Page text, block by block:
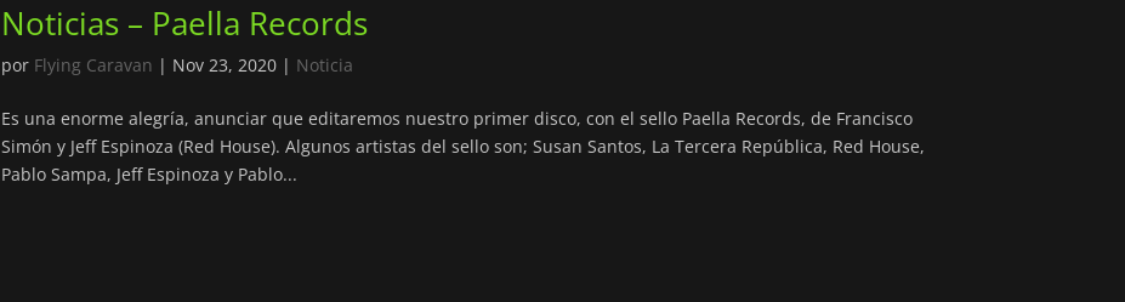
Noticias – Paella Records
por Flying Caravan | Nov 23, 2020| Noticia
Es una enorme alegría, anunciar que editaremos nuestro primer disco, con el sello Paella Records, de Francisco
Simón y Jeff Espinoza (Red House). Algunos artistas del sello son; Susan Santos, La Tercera República, Red House,
Pablo Sampa, Jeff Espinoza y Pablo...